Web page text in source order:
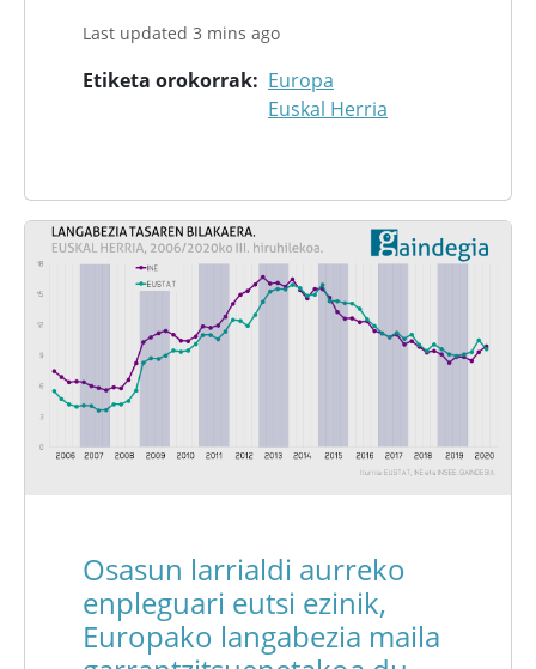
Last updated 3 mins ago
Etiketa orokorrak
Europa
Euskal Herria
Osasun larrialdi aurreko
enpleguari eutsi ezinik,
Europako langabezia maila